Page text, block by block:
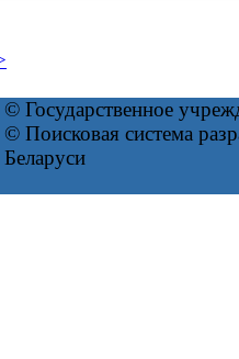
© Государственное
© Поисковая система
Беларуси